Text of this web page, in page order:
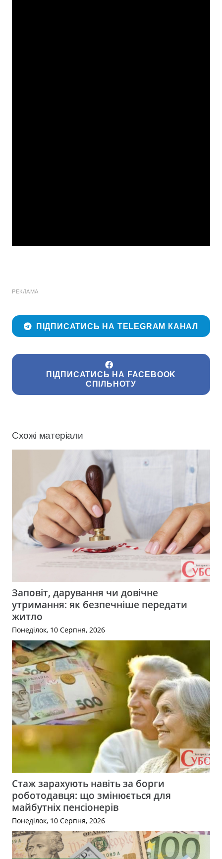
РЕКЛАМА
ПІДПИСАТИСЬ НА TELEGRAM КАНАЛ
ПІДПИСАТИСЬ НА FACEBOOK
СПІЛЬНОТУ
Схожі матеріали
Заповіт, дарування чи довічне
утримання: як безпечніше передати
житло
Понеділок, 10 Серпня, 2026
Стаж зарахують навіть за борги
роботодавця: що змінюється для
майбутніх пенсіонерів
Понеділок, 10 Серпня, 2026